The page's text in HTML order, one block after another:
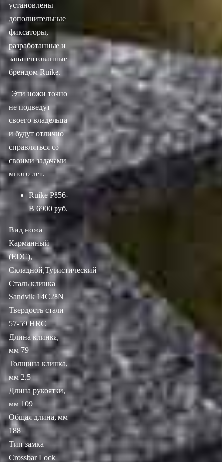
установлены
дополнительные
фиксаторы,
разработанные и
запатентованные
брендом Ruike.
Эти ножи точно
не подведут
своего владельца
и будут отлично
справляться со
своими задачами
много лет.
Ruike P856-
B 6900 руб.
Вид ножа
Карманный
(EDC),
Складной,Туристический
Сталь клинка
Sandvik 14C28N
Твердость стали
57-59 HRC
Длина клинка,
мм 79
Толщина клинка,
мм 2.5
Длина рукоятки,
мм 109
Общая длина, мм
188
Тип замка
Crossbar Lock